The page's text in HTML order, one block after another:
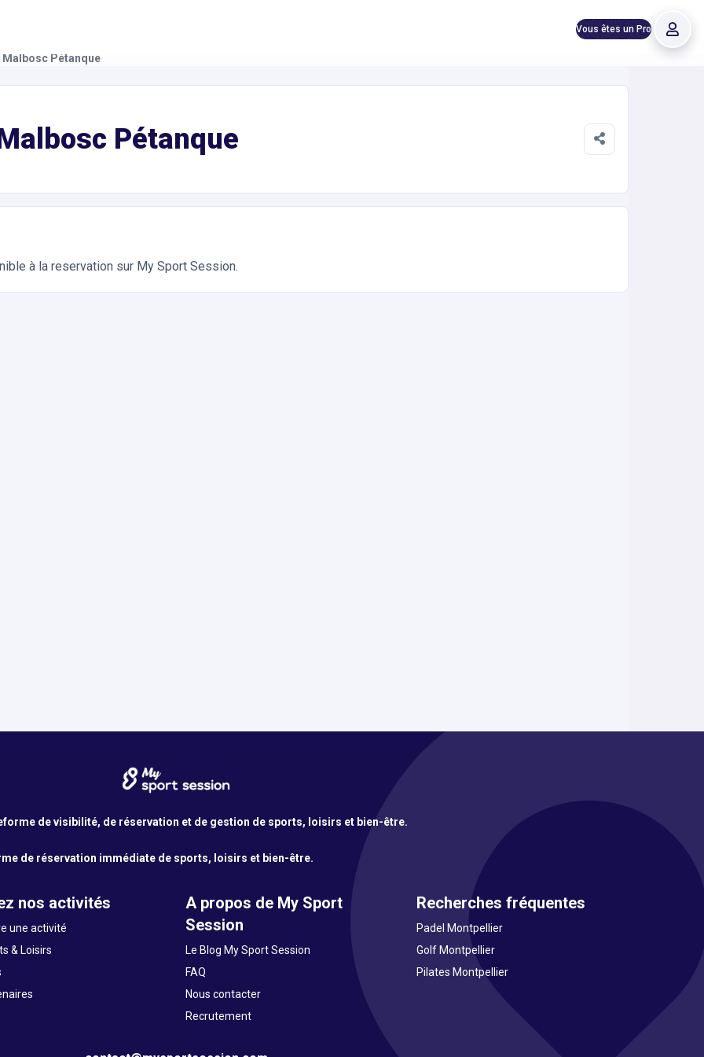
Vous êtes un Pro
Pétanque
Pétanque
à la reservation sur My Sport Session.
de visibilité, de réservation et de gestion de sports, loisirs et bien-être.
de réservation immédiate de sports, loisirs et bien-être.
nos activités
une activité
& Loisirs
A propos de My Sport
Session
Le Blog My Sport Session
FAQ
Nous contacter
Recrutement
Recherches fréquentes
Padel Montpellier
Golf Montpellier
Pilates Montpellier